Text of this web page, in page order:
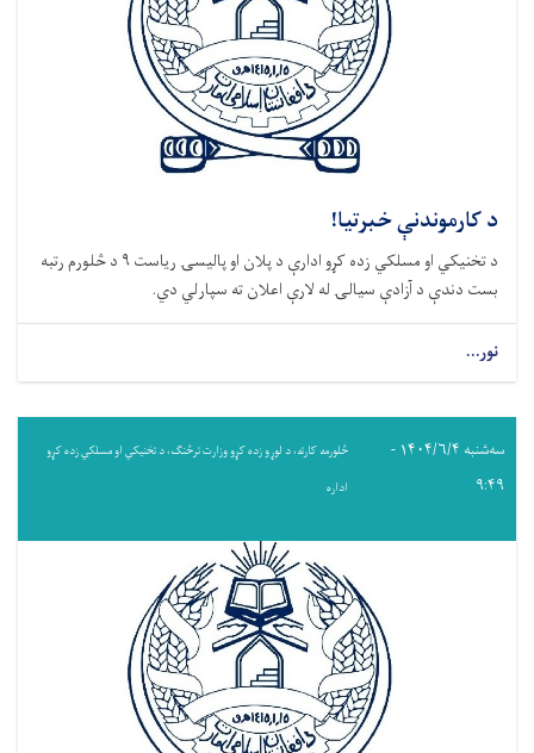
د کارموندنې خبرتیا!
د تخنیکي او مسلکي زده کړو ادارې د پلان او پالیسۍ ریاست ۹ د څلورم رتبه
بست دندې د آزادې سیالۍ له لارې اعلان ته سپارلي دي.
نور...
سه‌شنبه ۱۴۰۴/۶/۴ -
۹:۴۹
څلورمه کارته، د لوړو زده کړو وزارت ترڅنګ، د تخنیکي او مسلکي زده کړو
اداره